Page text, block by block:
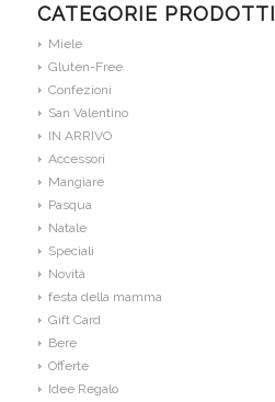
CATEGORIE PRODOTTI
Miele
Gluten-Free
Confezioni
San Valentino
IN ARRIVO
Accessori
Mangiare
Pasqua
Natale
Speciali
Novità
festa della mamma
Gift Card
Bere
Offerte
Idee Regalo